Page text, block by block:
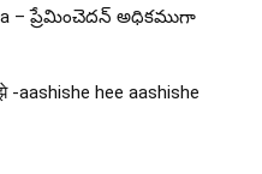
– ప్రేమించెదన్ అధికముగా
-aashishe hee aashishe